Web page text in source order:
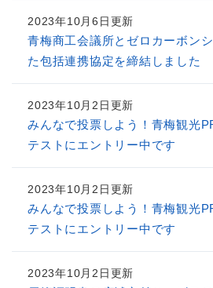
2023年10月6日更新
青梅商工会議所とゼロカーボン
た包括連携協定を締結しました
2023年10月2日更新
みんなで投票しよう！青梅観光
テストにエントリー中です
2023年10月2日更新
みんなで投票しよう！青梅観光
テストにエントリー中です
2023年10月2日更新